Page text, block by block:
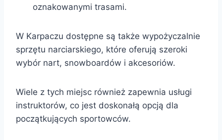
oznakowanymi trasami.
W Karpaczu dostępne są także wypożyczalnie
sprzętu narciarskiego, które oferują szeroki
wybór nart, snowboardów i akcesoriów.
Wiele z tych miejsc również zapewnia usługi
instruktorów, co jest doskonałą opcją dla
początkujących sportowców.